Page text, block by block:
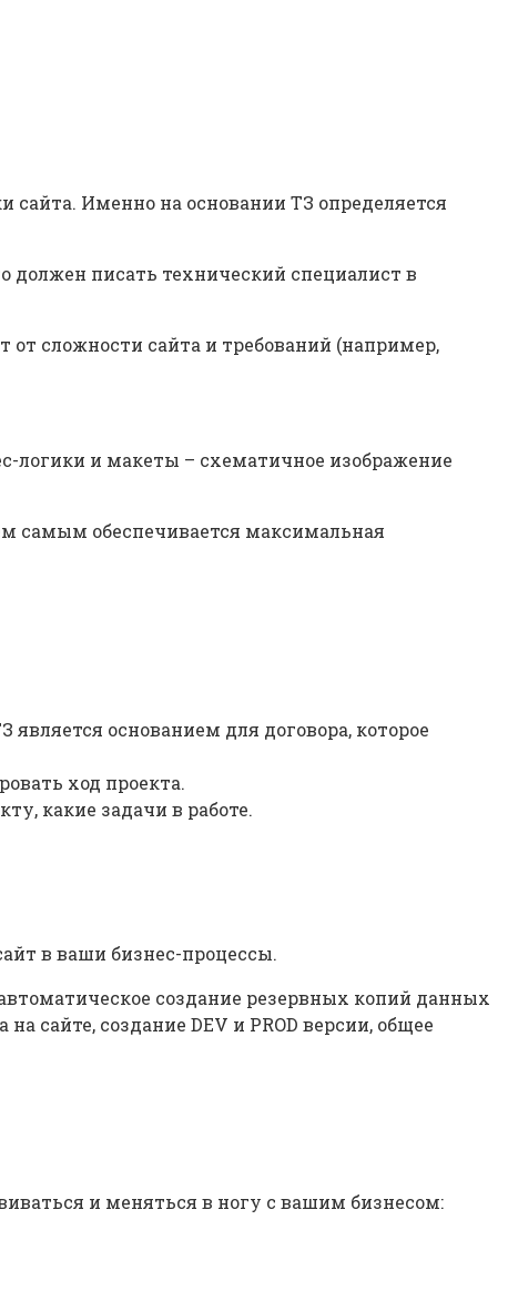
сайта. Именно на основании ТЗ определяется
должен писать технический специалист в
от сложности сайта и требований (например,
логики и макеты – схематичное изображение
самым обеспечивается максимальная
основанием для договора, которое
ход проекта.
какие задачи в работе.
в ваши бизнес-процессы.
создание резервных копий данных
сайте, создание DEV и PROD версии, общее
и меняться в ногу с вашим бизнесом: